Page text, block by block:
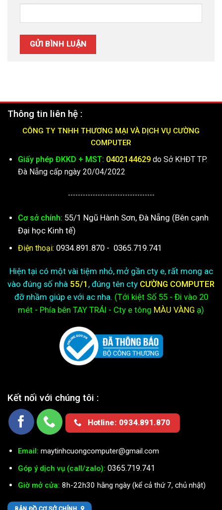
Thông tin liên hệ :
CÔNG TY TNHH THƯƠNG MẠI VÀ DỊCH VỤ CƯỜNG
COMPUTER
Giấy phép ĐKKD + MST: 0402144629do Sở KHĐT TP.
Đà Nẵng cấp ngày 20/04/2022
-----------------------------------
Cơ sở chính: 55/1 Ngũ Hành Sơn, Đà Nẵng (Bên cạnh
Đại học Kinh tế)
Điện thoại: 0934.891.870 - 0365.719.741
Hiện tại có một vài tiệm nhỏ, mở gần cty e, rất mong ac
vào đúng số nhà 55/1 , đúng tên cty CƯỜNG COMPUTER
đỡ nhầm giúp e với ac nha. (Tới kiệtSố 55 - Đi vào 20
mét - Phía bên TAY TRÁI - Cty e tông MÀU VÀNG ạ)
Kết nối với chúng tôi :
Hotline: 0934.891.870
Email: maytinhcuongcomputer@gmail.com
Góp ý dịch vụ (call/zalo): 0365.719.741
Giờ mở cửa: 8h-22h30 hằng ngày (kể cả thứ 7, chủ nhật)